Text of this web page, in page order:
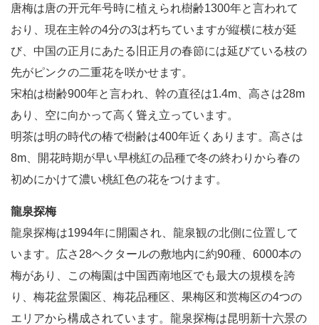
唐梅は唐の开元年号時に植えられ樹齢1300年と言われて
おり、現在主幹の4分の3は朽ちていますが縦横に枝が延
び、中国の正月にあたる旧正月の春節には延びている枝の
先がピンクの二重花を咲かせます。
宋柏は樹齢900年と言われ、幹の直径は1.4m、高さは28m
あり、空に向かって高く聳え立っています。
明茶は明の時代の椿で樹齢は400年近くあります。高さは
8m、開花時期が早い早桃紅の品種で冬の終わりから春の
初めにかけて濃い桃紅色の花をつけます。
龍泉探梅
龍泉探梅は1994年に開園され、龍泉観の北側に位置して
います。広さ28ヘクタールの敷地内に約90種、6000本の
梅があり、この梅園は中国西南地区でも最大の規模を誇
り、梅花盆景園区、梅花品種区、果梅区和赏梅区の4つの
エリアから構成されています。龍泉探梅は昆明新十六景の